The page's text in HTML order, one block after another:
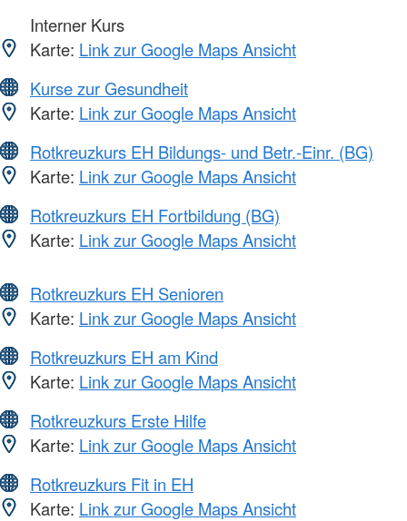
Interner Kurs
Karte: Link zur Google Maps Ansicht
Kurse zur Gesundheit
Karte: Link zur Google Maps Ansicht
Rotkreuzkurs EH Bildungs- und Betr.-Einr. (BG)
Karte: Link zur Google Maps Ansicht
Rotkreuzkurs EH Fortbildung (BG)
Karte: Link zur Google Maps Ansicht
Rotkreuzkurs EH Senioren
Karte: Link zur Google Maps Ansicht
Rotkreuzkurs EH am Kind
Karte: Link zur Google Maps Ansicht
Rotkreuzkurs Erste Hilfe
Karte: Link zur Google Maps Ansicht
Rotkreuzkurs Fit in EH
Karte: Link zur Google Maps Ansicht